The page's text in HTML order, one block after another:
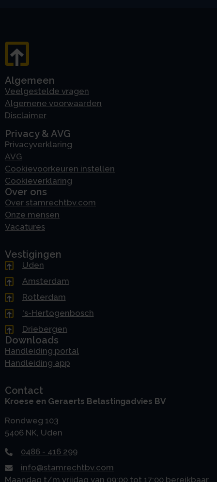
Algemeen
Veelgestelde vragen
Algemene voorwaarden
Disclaimer
Privacy & AVG
Privacyverklaring
AVG
Cookievoorkeuren instellen
Cookieverklaring
Over ons
Over stamrechtbv.com
Onze mensen
Vacatures
Vestigingen
Uden
Amsterdam
Rotterdam
's-Hertogenbosch
Driebergen
Downloads
Handleiding portal
Handleiding app
Contact
Kroese en Geraerts Belastingadvies BV
Rondweg 103
5406 NK, Uden
0486 - 416 299
info@stamrechtbv.com
Maandag t/m vrijdag van 09:00 tot 17:00 bereikbaar